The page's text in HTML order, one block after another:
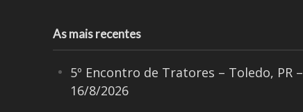
As mais recentes
5º Encontro de Tratores – Toledo, PR –
16/8/2026